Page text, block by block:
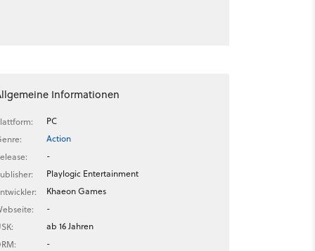
Informationen
PC
Action
-
Playlogic Entertainment
Khaeon Games
-
ab 16 Jahren
-